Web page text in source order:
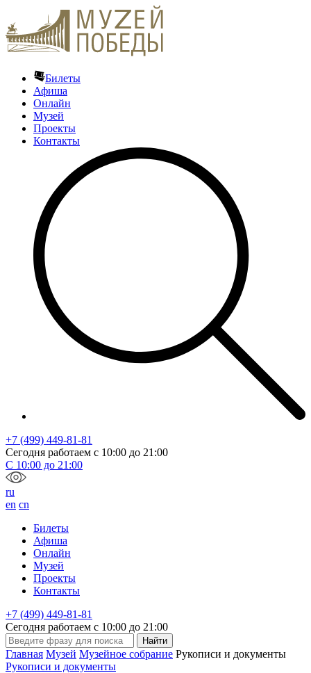
Билеты
Афиша
Онлайн
Музей
Проекты
Контакты
+7 (499) 449-81-81
Сегодня работаем с 10:00 до 21:00
С 10:00 до 21:00
ru
en cn
Билеты
Афиша
Онлайн
Музей
Проекты
Контакты
+7 (499) 449-81-81
Сегодня работаем с 10:00 до 21:00
Главная Музей Музейное собрание Рукописи и документы
Рукописи и документы